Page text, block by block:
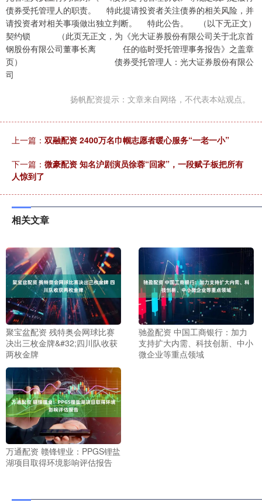
债券受托管理人的职责。 特此提请投资者关注债券的相关风险，并
请投资者对相关事项做出独立判断。 特此公告。 （以下无正文）
契约锁 （此页无正文，为《光大证券股份有限公司关于北京首
钢股份有限公司董事长离 任的临时受托管理事务报告》之盖章
页） 债券受托管理人：光大证券股份有限公
司
扬帆配资提示：文章来自网络，不代表本站观点。
上一篇： 双融配资 2400万名巾帼志愿者暖心服务“一老一小”
下一篇： 微豪配资 知名沪剧演员徐蓉“回家”，一段赋子板把所有
人惊到了
相关文章
聚宝盆配资 残特奥会网球比赛
决出三枚金牌&#32;四川队收获
两枚金牌
驰盈配资 中国工商银行：加力
支持扩大内需、科技创新、中小
微企业等重点领域
万通配资 赣锋锂业：PPGS锂盐
湖项目取得环境影响评估报告